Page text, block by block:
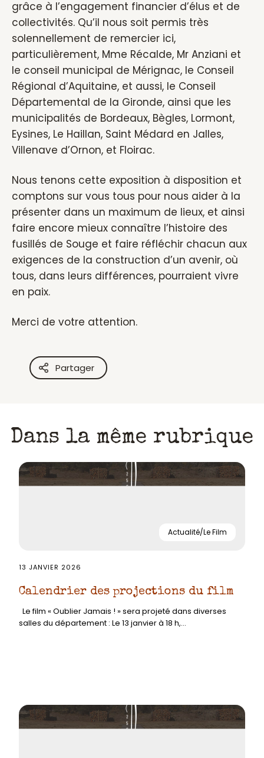
grâce à l’engagement financier d’élus et de
collectivités. Qu’il nous soit permis très
solennellement de remercier ici,
particulièrement, Mme Récalde, Mr Anziani et
le conseil municipal de Mérignac, le Conseil
Régional d’Aquitaine, et aussi, le Conseil
Départemental de la Gironde, ainsi que les
municipalités de Bordeaux, Bègles, Lormont,
Eysines, Le Haillan, Saint Médard en Jalles,
Villenave d’Ornon, et Floirac.
Nous tenons cette exposition à disposition et
comptons sur vous tous pour nous aider à la
présenter dans un maximum de lieux, et ainsi
faire encore mieux connaître l’histoire des
fusillés de Souge et faire réfléchir chacun aux
exigences de la construction d’un avenir, où
tous, dans leurs différences, pourraient vivre
en paix.
Merci de votre attention.
Partager
Dans la même rubrique
Actualité/Le Film
13 JANVIER 2026
Calendrier des projections du film
Le film « Oublier Jamais ! » sera projeté dans diverses
salles du département : Le 13 janvier à 18 h,...